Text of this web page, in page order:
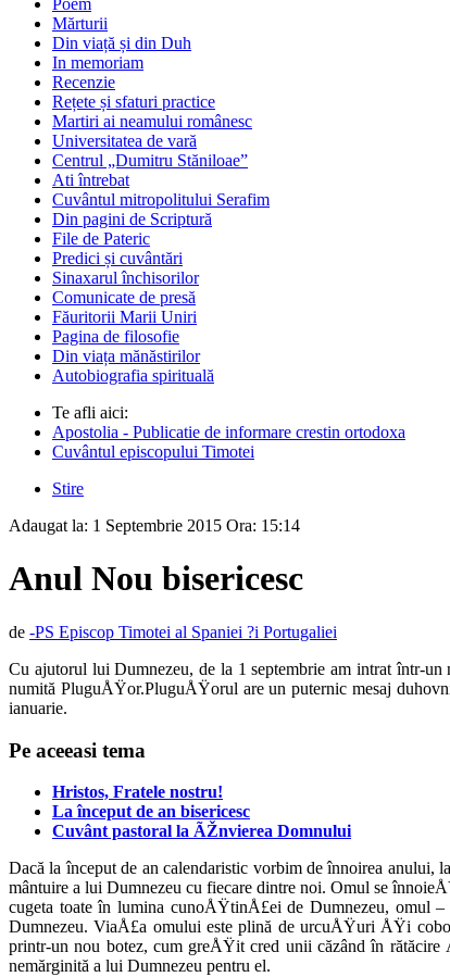
Poem
Mărturii
Din viață și din Duh
In memoriam
Recenzie
Rețete și sfaturi practice
Martiri ai neamului românesc
Universitatea de vară
Centrul „Dumitru Stăniloae”
Ati întrebat
Cuvântul mitropolitului Serafim
Din pagini de Scriptură
File de Pateric
Predici și cuvântări
Sinaxarul închisorilor
Comunicate de presă
Făuritorii Marii Uniri
Pagina de filosofie
Din viața mănăstirilor
Autobiografia spirituală
Te afli aici:
Apostolia - Publicatie de informare crestin ortodoxa
Cuvântul episcopului Timotei
Stire
Adaugat la: 1 Septembrie 2015 Ora: 15:14
Anul Nou bisericesc
de -PS Episcop Timotei al Spaniei ?i Portugaliei
Cu ajutorul lui Dumnezeu, de la 1 septembrie am intrat într-
numită PluguÅŸor.PluguÅŸorul are un puternic mesaj
ianuarie.
Pe aceeasi tema
Hristos, Fratele nostru!
La început de an bisericesc
Cuvânt pastoral la ÃŽnvierea Domnului
Dacă la început de an calendaristic vor­bim de înnoirea anului,
mântuire a lui Dumnezeu cu fiecare din­tre noi. Omul se
cugeta toate în lumina cunoÅŸtinÅ£ei de Dumnezeu, omul
Dumnezeu. ViaÅ£a omului este plină de urcuÅŸuri ÅŸi
printr-un nou botez, cum gre­ÅŸit cred unii căzând în
nemărginită a lui Dumnezeu pentru el.